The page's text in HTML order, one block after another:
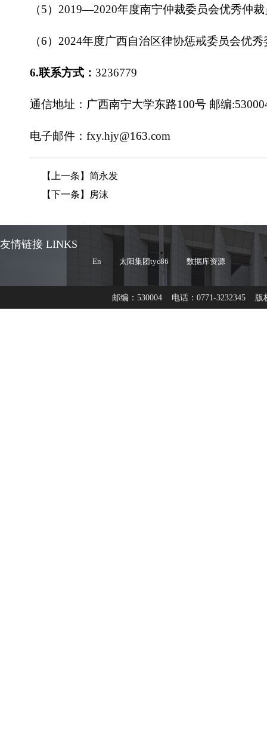
（5）2019—2020年度南宁仲裁委员会优秀仲裁
（6）2024年度广西自治区律协惩戒委员会优秀
6.联系方式： 3236779
通信地址：广西南宁大学东路100号 邮编
电子邮件：fxy.hjy@163.com
【上一条】 简永发
【下一条】 房沫
友情链接 LINKS
En 太阳集团tyc86 数据库资源
邮编：530004 电话：0771-3232345 版